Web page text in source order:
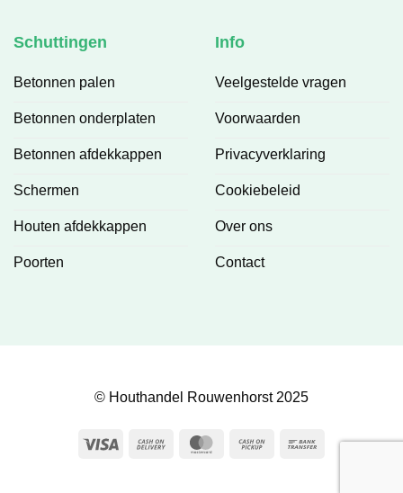
Schuttingen
Betonnen palen
Betonnen onderplaten
Betonnen afdekkappen
Schermen
Houten afdekkappen
Poorten
Info
Veelgestelde vragen
Voorwaarden
Privacyverklaring
Cookiebeleid
Over ons
Contact
© Houthandel Rouwenhorst 2025
Visa
Cash
MasterCard
Cash
Bank